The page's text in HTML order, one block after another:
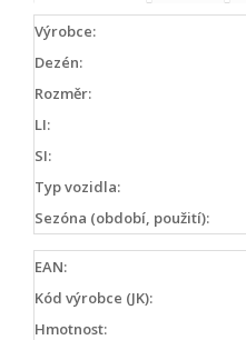
Výrobce:
Dezén:
Rozměr:
LI:
SI:
Typ vozidla:
Sezóna (období, použití):
EAN:
Kód výrobce (JK):
Hmotnost: